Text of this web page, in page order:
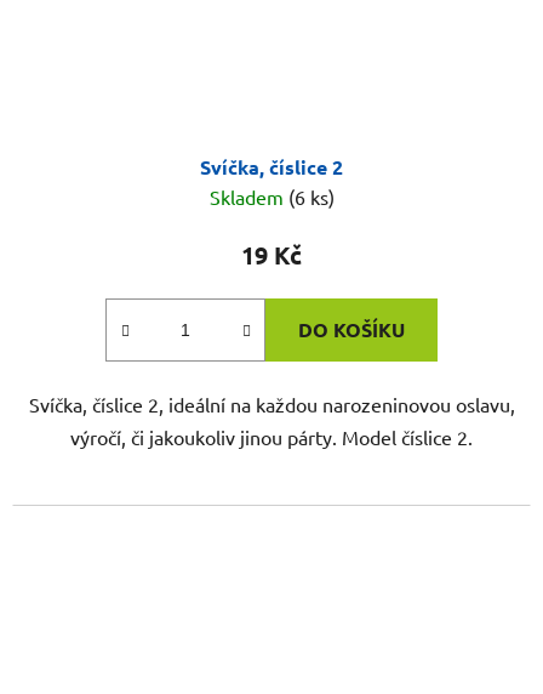
Svíčka, číslice 2
Skladem (6 ks)
19 Kč
DO KOŠÍKU
Svíčka, číslice 2, ideální na každou narozeninovou oslavu,
výročí, či jakoukoliv jinou párty. Model číslice 2.